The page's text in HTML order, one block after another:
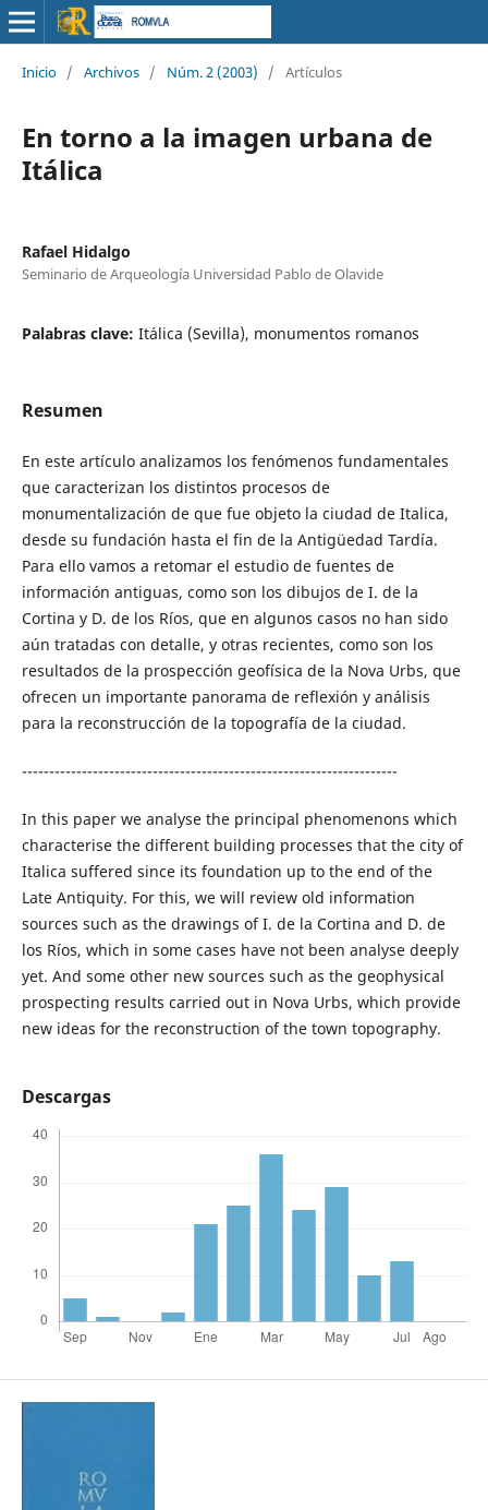
Inicio / Archivos / Núm. 2 (2003) / Artículos
En torno a la imagen urbana de
Itálica
Rafael Hidalgo
Seminario de Arqueología Universidad Pablo de Olavide
Palabras clave: Itálica (Sevilla), monumentos romanos
Resumen
En este artículo analizamos los fenómenos fundamentales
que caracterizan los distintos procesos de
monumentalización de que fue objeto la ciudad de Italica,
desde su fundación hasta el fin de la Antigüedad Tardía.
Para ello vamos a retomar el estudio de fuentes de
información antiguas, como son los dibujos de I. de la
Cortina y D. de los Ríos, que en algunos casos no han sido
aún tratadas con detalle, y otras recientes, como son los
resultados de la prospección geofísica de la Nova Urbs, que
ofrecen un importante panorama de reflexión y análisis
para la reconstrucción de la topografía de la ciudad.
---------------------------------------------------------------------
In this paper we analyse the principal phenomenons which
characterise the different building processes that the city of
Italica suffered since its foundation up to the end of the
Late Antiquity. For this, we will review old information
sources such as the drawings of I. de la Cortina and D. de
los Ríos, which in some cases have not been analyse deeply
yet. And some other new sources such as the geophysical
prospecting results carried out in Nova Urbs, which provide
new ideas for the reconstruction of the town topography.
Descargas